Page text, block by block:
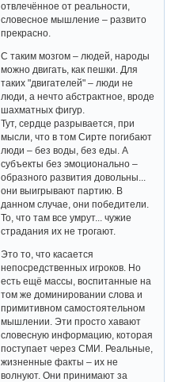
отвлечённое от реальности,
словесное мышление – развито
прекрасно.
С таким мозгом – людей, народы
можно двигать, как пешки. Для
таких "двигателей" – люди не
люди, а нечто абстрактное, вроде
шахматных фигур.
Тут, сердце разрывается, при
мысли, что в том Сирте погибают
люди – без воды, без еды. А
субъекты без эмоционально –
образного развития довольны...
они выигрывают партию. В
данном случае, они победители.
То, что там все умрут... чужие
страдания их не трогают.
Это то, что касается
непосредственных игроков. Но
есть ещё массы, воспитанные на
том же доминировании слова и
примитивном самостоятельном
мышлении. Эти просто хавают
словесную информацию, которая
поступает через СМИ. Реальные,
жизненные факты – их не
волнуют. Они принимают за